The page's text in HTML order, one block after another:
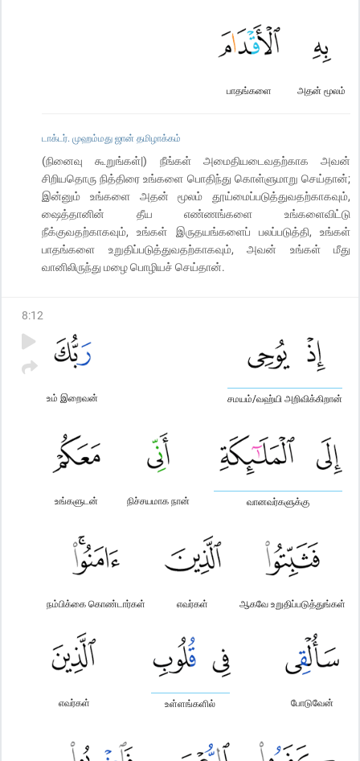
அதன் மூலம்
பாதங்களை
டாக்டர். முஹம்மது ஜான் தமிழாக்கம்
(நினைவு கூறுங்கள்|) நீங்கள் அமைதியடைவதற்காக அவன்
சிறியதொரு நித்திரை உங்களை பொதிந்து கொள்ளுமாறு செய்தான்;
இன்னும் உங்களை அதன் மூலம் தூய்மைப்படுத்துவதற்காகவும்,
ஷைத்தானின் தீய எண்ணங்களை உங்களைவிட்டு
நீக்குவதற்காகவும், உங்கள் இருதயங்களைப் பலப்படுத்தி, உங்கள்
பாதங்களை உறுதிப்படுத்துவதற்காகவும், அவன் உங்கள் மீது
வானிலிருந்து மழை பொழியச் செய்தான்.
8:12
சமயம்/வஹ்யி அறிவிக்கிறான்
உம் இறைவன்
வானவர்களுக்கு
நிச்சயமாக நான்
உங்களுடன்
ஆகவே உறுதிப்படுத்துங்கள்
எவர்கள்
நம்பிக்கை கொண்டார்கள்
போடுவேன்
உள்ளங்களில்
எவர்கள்